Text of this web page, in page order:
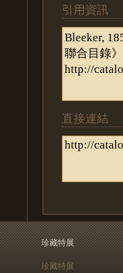
引用資訊
直接連結
珍藏特展
珍藏特展